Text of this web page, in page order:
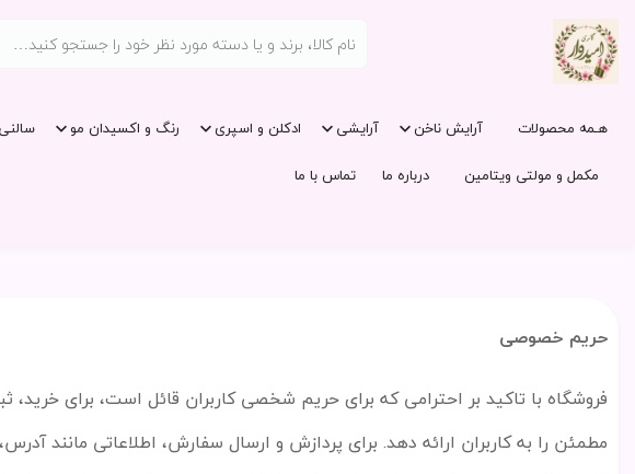
هـمه محصولات آرایش ناخن آرایشی ادکلن و اسپری رنگ و اکسیدان مو
مکمل و مولتی ویتامین
درباره ما تماس با ما
حریم خصوصی
فروشگاه با تاکید بر احترامی که برای حریم شخصی کاربران قائل است، برای خرید،
مطمئن را به کاربران ارائه دهد. برای پردازش و ارسال سفارش، اطلاعاتی مانند